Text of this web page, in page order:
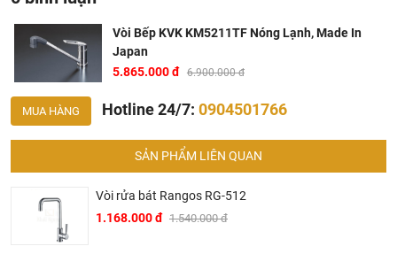
Vòi Bếp KVK KM5211TF Nóng Lạnh, Made In
Japan
5.865.000 đ 6.900.000 đ
MUA HÀNG Hotline 24/7: 0904501766
SẢN PHẨM LIÊN QUAN
Vòi rửa bát Rangos RG-512
1.168.000 đ 1.540.000 đ